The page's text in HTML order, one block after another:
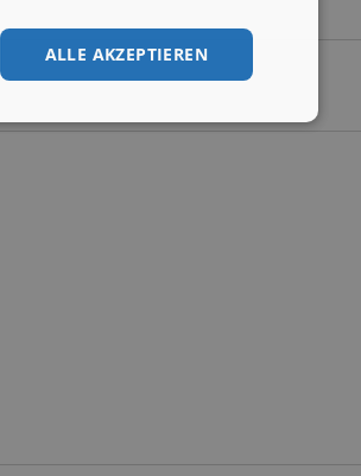
ALLE AKZEPTIEREN